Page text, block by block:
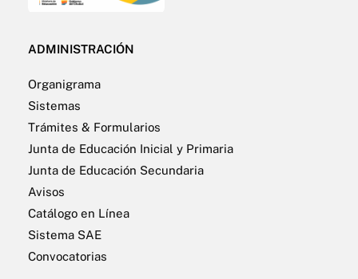
ADMINISTRACIÓN
Organigrama
Sistemas
Trámites & Formularios
Junta de Educación Inicial y Primaria
Junta de Educación Secundaria
Avisos
Catálogo en Línea
Sistema SAE
Convocatorias